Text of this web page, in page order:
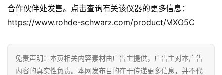
房
具
合作伙伴处发售。点击查询有关该仪器的更多信息：
https://www.rohde-schwarz.com/product/MXO5C
免责声明：本页相关内容素材由广告主提供，广告主对本广告
内容的真实性负责。本网发布目的在于传递更多信息，并不代